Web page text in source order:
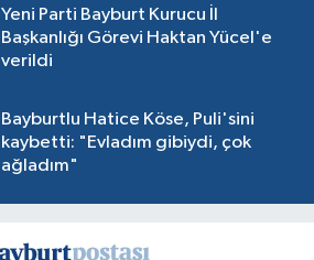
Yeni Parti Bayburt Kurucu İl
Başkanlığı Görevi Haktan Yücel'e
verildi
Bayburtlu Hatice Köse, Puli'sini
kaybetti: "Evladım gibiydi, çok
ağladım"